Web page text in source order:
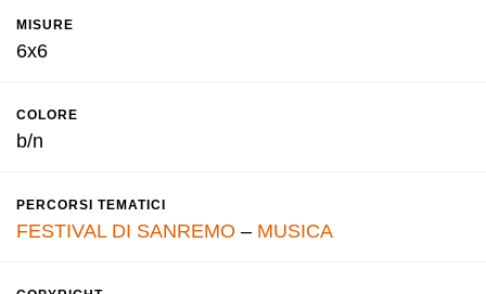
MISURE
6x6
COLORE
b/n
PERCORSI TEMATICI
FESTIVAL DI SANREMO – MUSICA